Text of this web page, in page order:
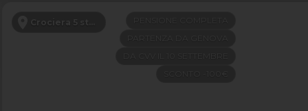
Crociera 5 stelle